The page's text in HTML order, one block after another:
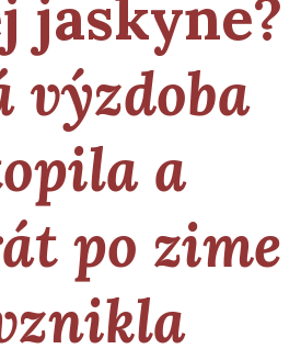
jaskyne?
výzdoba
a
po zime